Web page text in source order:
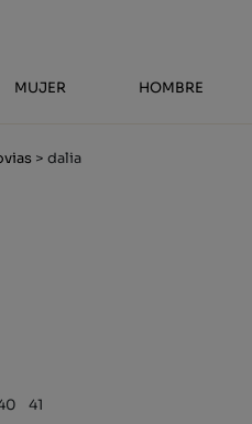
MUJER HOMBRE
> dalia
41